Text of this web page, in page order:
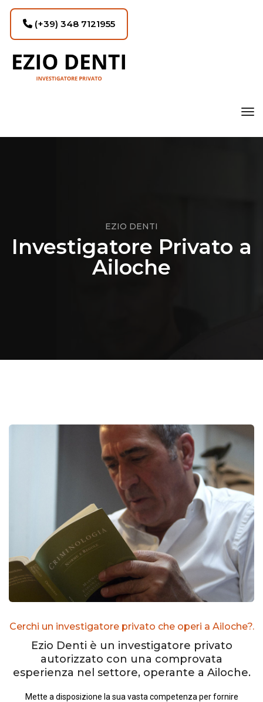
(+39) 348 7121955
EZIO DENTI
Investigatore Privato a
Ailoche
Cerchi un investigatore privato che operi a Ailoche?.
Ezio Denti è un investigatore privato
autorizzato con una comprovata
esperienza nel settore, operante a Ailoche.
Mette a disposizione la sua vasta competenza per fornire